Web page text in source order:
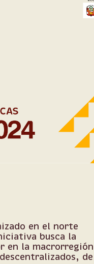
en el norte
busca la
en la macrorregión
de